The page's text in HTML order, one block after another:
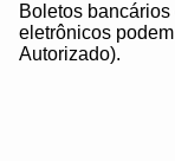
Boletos
eletrônicos
Autorizado).